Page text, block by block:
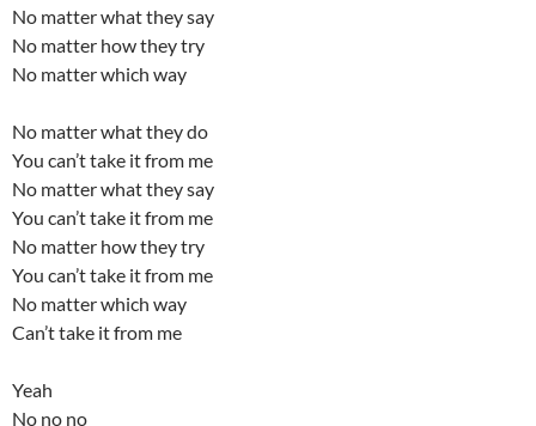
No matter what they say
No matter how they try
No matter which way
No matter what they do
You can’t take it from me
No matter what they say
You can’t take it from me
No matter how they try
You can’t take it from me
No matter which way
Can’t take it from me
Yeah
No no no